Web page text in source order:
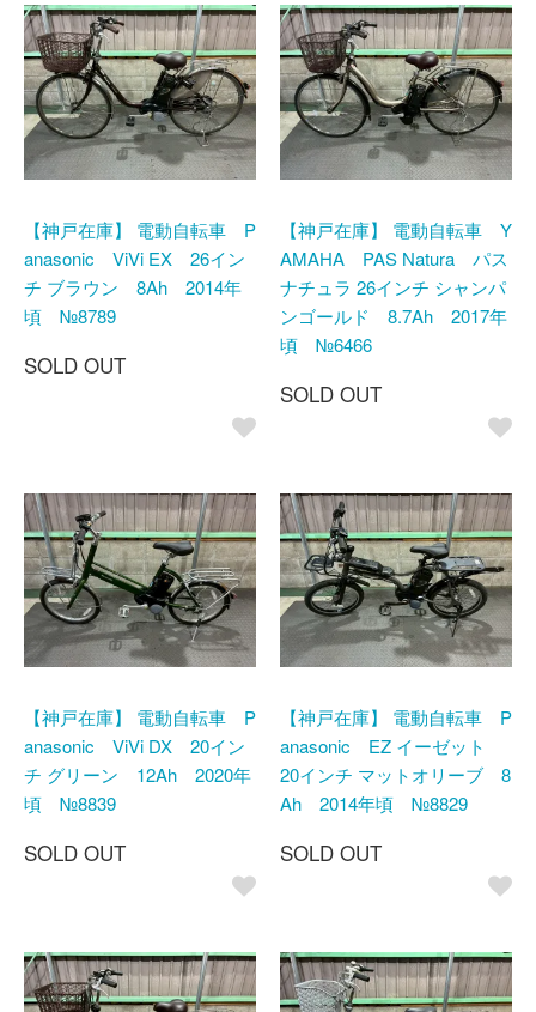
【神戸在庫】 電動自転車 P
anasonic ViVi EX 26イン
チ ブラウン 8Ah 2014年
頃 №8789
SOLD OUT
【神戸在庫】 電動自転車 Y
AMAHA PAS Natura パス
ナチュラ 26インチ シャンパ
ンゴールド 8.7Ah 2017年
頃 №6466
SOLD OUT
【神戸在庫】 電動自転車 P
anasonic ViVi DX 20イン
チ グリーン 12Ah 2020年
頃 №8839
SOLD OUT
【神戸在庫】 電動自転車 P
anasonic EZ イーゼット
20インチ マットオリーブ 8
Ah 2014年頃 №8829
SOLD OUT